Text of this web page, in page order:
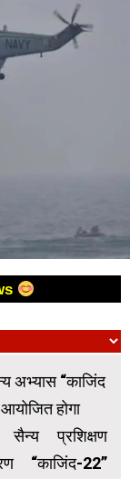
अभ्यास “काजिंद
होगा
सैन्य प्रशिक्षण
“काजिंद-22”